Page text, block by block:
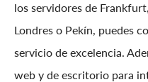
los servidores de
Londres o Pekín, puedes
servicio de excelencia.
web y de escritorio para